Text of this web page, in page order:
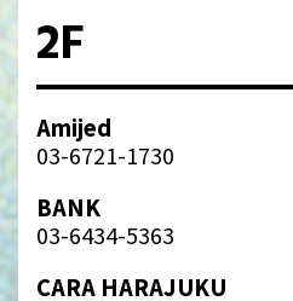
2F
Amijed
03-6721-1730
BANK
03-6434-5363
CARA HARAJUKU